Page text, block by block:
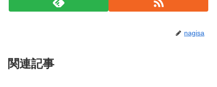
nagisa
関連記事